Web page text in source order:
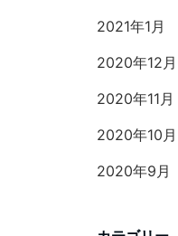
2021年1月
2020年12月
2020年11月
2020年10月
2020年9月